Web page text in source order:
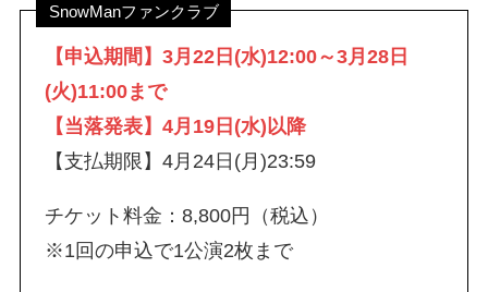
SnowManファンクラブ
【申込期間】3月22日(水)12:00～3月28日
(火)11:00まで
【当落発表】4月19日(水)以降
【支払期限】4月24日(月)23:59
チケット料金：8,800円（税込）
※1回の申込で1公演2枚まで